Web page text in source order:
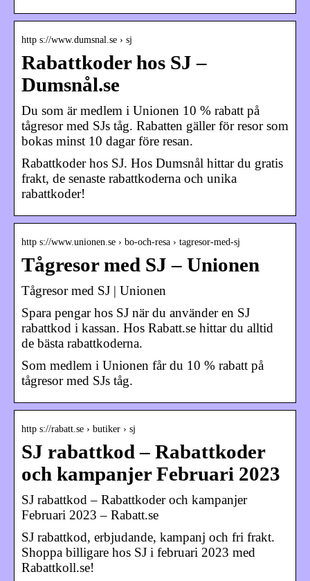
http s://www.dumsnal.se › sj
Rabattkoder hos SJ –
Dumsnål.se
Du som är medlem i Unionen 10 % rabatt på
tågresor med SJs tåg. Rabatten gäller för resor som
bokas minst 10 dagar före resan.
Rabattkoder hos SJ. Hos Dumsnål hittar du gratis
frakt, de senaste rabattkoderna och unika
rabattkoder!
http s://www.unionen.se › bo-och-resa › tagresor-med-sj
Tågresor med SJ – Unionen
Tågresor med SJ | Unionen
Spara pengar hos SJ när du använder en SJ
rabattkod i kassan. Hos Rabatt.se hittar du alltid
de bästa rabattkoderna.
Som medlem i Unionen får du 10 % rabatt på
tågresor med SJs tåg.
http s://rabatt.se › butiker › sj
SJ rabattkod – Rabattkoder
och kampanjer Februari 2023
SJ rabattkod – Rabattkoder och kampanjer
Februari 2023 – Rabatt.se
SJ rabattkod, erbjudande, kampanj och fri frakt.
Shoppa billigare hos SJ i februari 2023 med
Rabattkoll.se!